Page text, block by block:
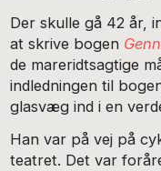
Der skulle gå 42 år,
at skrive bogen
de mareridtsagtige
indledningen til
glasvæg ind i en
Han var på vej på
teatret. Det var